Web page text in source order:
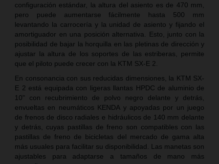
configuración estándar, la altura del asiento es de 470 mm,
pero puede aumentarse fácilmente hasta 500 mm
levantando la carrocería y la unidad de asiento y fijando el
amortiguador en una posición alternativa. Esto, junto con la
posibilidad de bajar la horquilla en las pletinas de dirección y
ajustar la altura de los soportes de las estriberas, permite
que el piloto puede crecer con la KTM SX-E 2.
En consonancia con sus reducidas dimensiones, la KTM SX-
E 2 está equipada con ligeras llantas HPDC de aluminio de
10" con recubrimiento de polvo negro delante y detrás,
envueltas en neumáticos KENDA y apoyadas por un juego
de frenos de disco radiales e hidráulicos de 140 mm delante
y detrás, cuyas pastillas de freno son compatibles con las
pastillas de freno de bicicletas del mercado de gama alta
más usuales para facilitar su disponibilidad. Las manetas son
ajustables para adaptarse a tamaños de mano más